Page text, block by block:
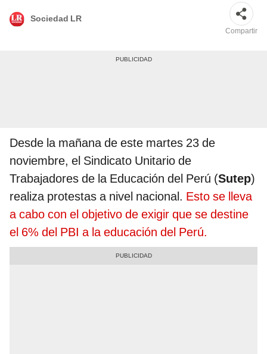
Sociedad LR
Compartir
Desde la mañana de este martes 23 de
noviembre, el Sindicato Unitario de
Trabajadores de la Educación del Perú (Sutep)
realiza protestas a nivel nacional. Esto se lleva
a cabo con el objetivo de exigir que se destine
el 6% del PBI a la educación del Perú.